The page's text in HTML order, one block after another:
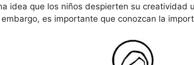
idea que los niños despierten su creatividad
es importante que conozcan la